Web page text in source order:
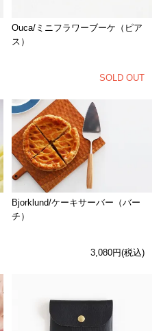
Ouca/ミニフラワーブーケ（ピア
ス）
SOLD OUT
Bjorklund/ケーキサーバー（バー
チ）
3,080円(税込)